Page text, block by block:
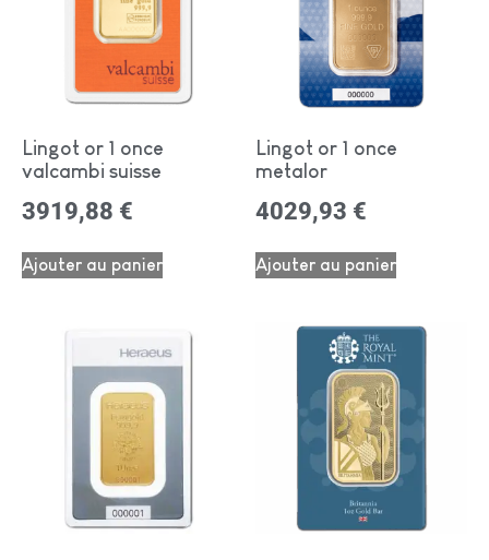
Lingot or 1 once
valcambi suisse
3919,88 €
Ajouter au panier
Lingot or 1 once
metalor
4029,93 €
Ajouter au panier